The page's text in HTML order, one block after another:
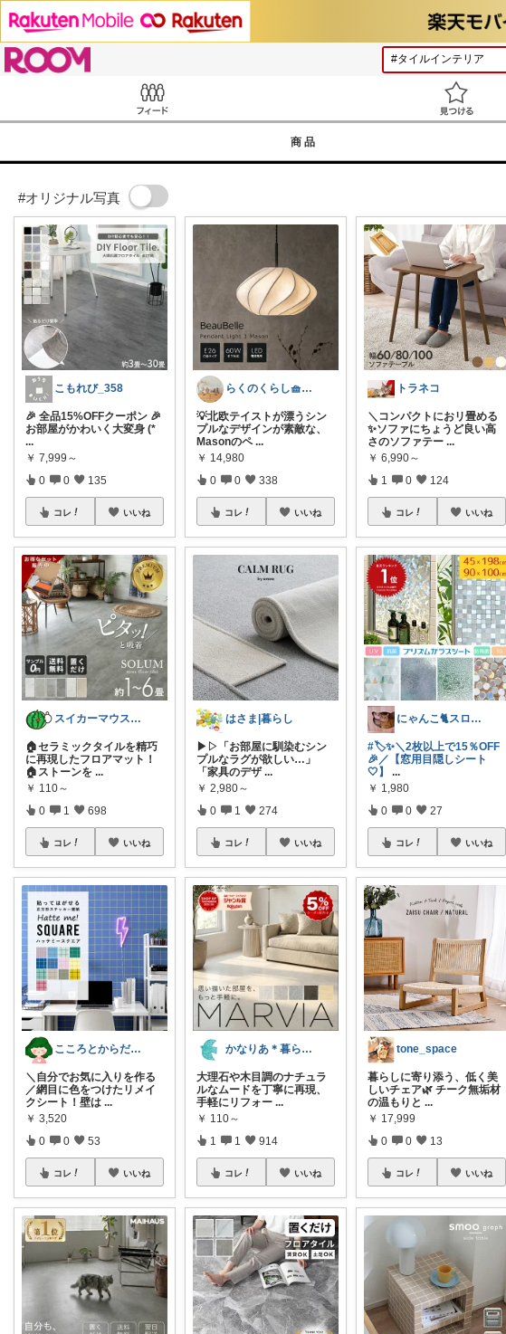
商品
#オリジナル写真
こもれび_358
🎉 全品15%OFFクーポン 🎉
お部屋がかわいく大変身 (*
...
￥ 7,999～
0 0 135
コレ いいね
スイカーマウス🍉🐭
🏠セラミックタイルを精巧
に再現したフロアマット！
🏠ストーンを ...
￥ 110～
0 1 698
コレ いいね
こころとからだの余裕お手伝いROOM🍀
＼自分でお気に入りを作る
／網目に色をつけたリメイ
クシート！壁は ...
￥ 3,520
0 0 53
コレ いいね
らくのくらし🧺手しごとで暮らしを整える
💡北欧テイストが漂うシン
プルなデザインが素敵な、
Masonのペ ...
￥ 14,980
0 0 338
コレ いいね
はさま|暮らし
▶▷「お部屋に馴染むシン
プルなラグが欲しい…」
「家具のデザ ...
￥ 2,980～
0 1 274
コレ いいね
かなりあ＊暮らしのマルシェ
大理石や木目調のナチュラ
ルなムードを丁寧に再現、
手軽にリフォー ...
￥ 110～
1 1 914
コレ いいね
トラネコ
＼コンパクトにおリ畳める
✨ソファにちょうど良い高
さのソファテー ...
￥ 6,990～
1 0 124
コレ いいね
にゃんこ🐈スローです🐢💦
#🏷️✨＼2枚以上で15％OFF
🎉／【窓用目隠しシート
🤍】
...
￥ 1,980
0 0 27
コレ いいね
tone_space
暮らしに寄り添う、低く美
しいチェア🌿 チーク無垢材
の温もりと ...
￥ 17,999
0 0 13
コレ いいね